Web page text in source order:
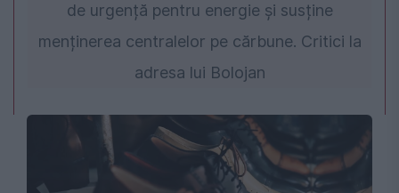
de urgență pentru energie și susține
menținerea centralelor pe cărbune. Critici la
adresa lui Bolojan